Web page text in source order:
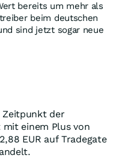
bereits um mehr als
beim deutschen
sind jetzt sogar neue
Zeitpunkt der
einem Plus von
EUR auf Tradegate